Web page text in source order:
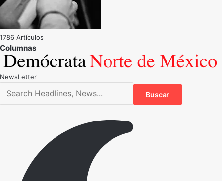
1786 Artículos
NewsLetter